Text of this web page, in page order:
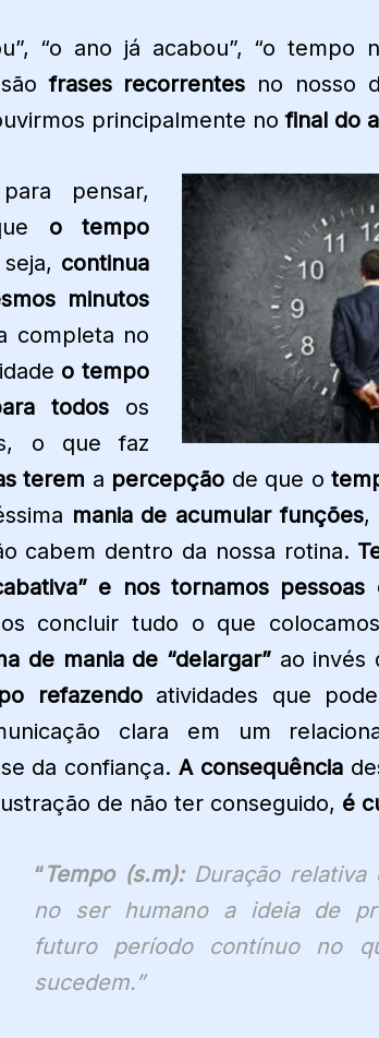
“o ano já acabou”, “o tempo
sãofrases recorrentes no nosso
principalmente nofinal do
pensar,
o tempo
continua
minutos
completa no
o tempo
todos os
o que faz
terem a percepção de que o
mania de acumular funções,
cabem dentro da nossa rotina.
e nos tornamos pessoas
concluir tudo o que
de mania de “delargar” ao invés
refazendoatividades que
clara em um
da confiança. A consequência
de não ter conseguido, é
“Tempo (s.m):Duração relativa
no ser humano a ideia de
futuro período contínuo no
sucedem.”